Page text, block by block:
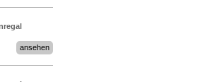
MultiPlus
breit
ansehen